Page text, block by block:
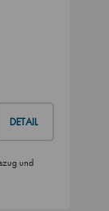
DETAIL
und